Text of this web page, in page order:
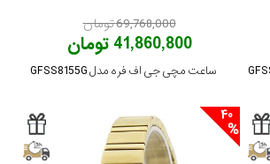
69,768,000 تومان
41,860,800 تومان
ساعت مچی جی اف فره مدل GFSS8155G